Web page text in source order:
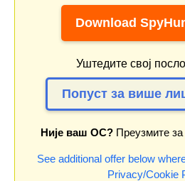
Download
Уштедите свој
Попуст за више
Није ваш ОС?Преузмите за
See additional offer below
Privacy/Cookie